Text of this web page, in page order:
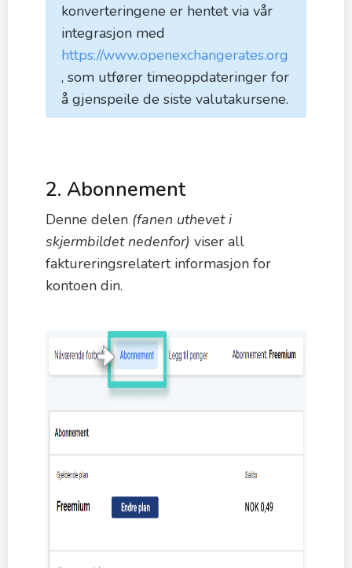
konverteringene er hentet via vår
integrasjon med
https://www.openexchangerates.org
, som utfører timeoppdateringer for
å gjenspeile de siste valutakursene.
2. Abonnement
Denne delen (fanen uthevet i
skjermbildet nedenfor) viser all
faktureringsrelatert informasjon for
kontoen din.